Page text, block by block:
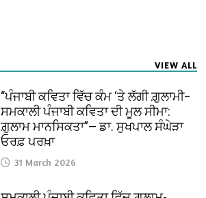
VIEW ALL
“ਪੰਜਾਬੀ ਕਵਿਤਾ ਵਿੱਚ ਕੰਮ ‘ਤੇ ਲੱਗੀ ਗ਼ੁਲਾਮੀ–
ਸਮਕਾਲੀ ਪੰਜਾਬੀ ਕਵਿਤਾ ਦੀ ਮੂਲ ਸੀਮਾ:
ਗ਼ੁਲਾਮ ਮਾਨਸਿਕਤਾ”— ਡਾ. ਸੁਖਪਾਲ ਸੰਘੇੜਾ
ਓਰਫ਼ ਪਰਖ਼ਾ
31 March 2026